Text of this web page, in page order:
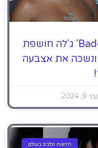
כוכבת 'Baddies Caribbean' ג'לה חושפת
את אצבעה
2024
חדשות סלבס בעולם